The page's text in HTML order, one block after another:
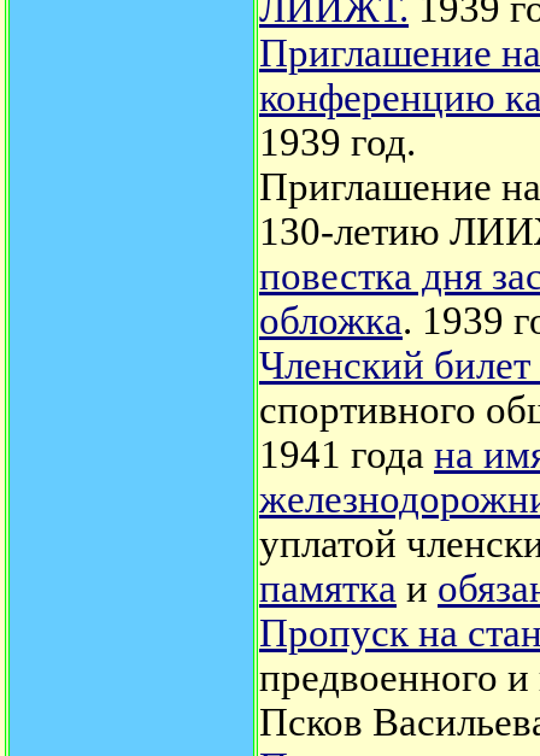
Приглашение
конференцию
1939 год.
Приглашение
130-летию
повестка дня
обложка. 1939
Членский билет
спортивного
1941 года на
уплатой
памятка и
Пропуск на
предвоенного
Псков